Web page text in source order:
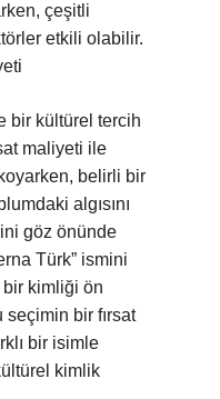
çeşitli
etkili olabilir.
bir kültürel tercih
maliyeti ile
belirli bir
algısını
göz önünde
Türk” ismini
kimliği ön
seçimin bir fırsat
bir isimle
kimlik